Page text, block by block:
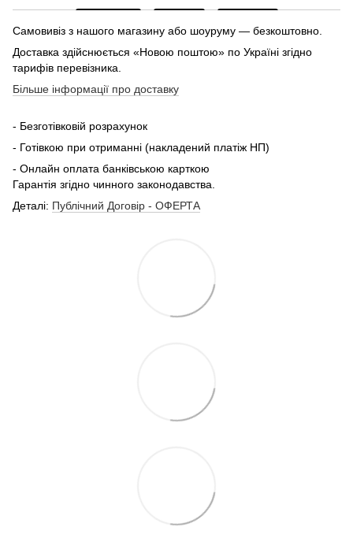
Самовивіз з нашого магазину або шоуруму — безкоштовно.
Доставка здійснюється «Новою поштою» по Україні згідно
тарифів перевізника.
Більше інформації про доставку
- Безготівковій розрахунок
- Готівкою при отриманні (накладений платіж НП)
- Онлайн оплата банківською карткою
Гарантія згідно чинного законодавства.
Деталі: Публічний Договір - ОФЕРТА